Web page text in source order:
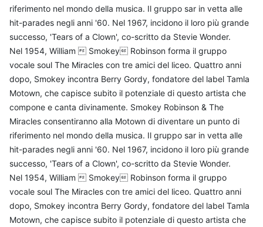
riferimento nel mondo della musica. Il gruppo sar in vetta alle
hit-parades negli anni '60. Nel 1967, incidono il loro più grande
successo, 'Tears of a Clown', co-scritto da Stevie Wonder.
Nel 1954, William  Smokey Robinson forma il gruppo
vocale soul The Miracles con tre amici del liceo. Quattro anni
dopo, Smokey incontra Berry Gordy, fondatore del label Tamla
Motown, che capisce subito il potenziale di questo artista che
compone e canta divinamente. Smokey Robinson & The
Miracles consentiranno alla Motown di diventare un punto di
riferimento nel mondo della musica. Il gruppo sar in vetta alle
hit-parades negli anni '60. Nel 1967, incidono il loro più grande
successo, 'Tears of a Clown', co-scritto da Stevie Wonder.
Nel 1954, William  Smokey Robinson forma il gruppo
vocale soul The Miracles con tre amici del liceo. Quattro anni
dopo, Smokey incontra Berry Gordy, fondatore del label Tamla
Motown, che capisce subito il potenziale di questo artista che